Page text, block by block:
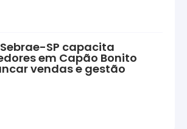
SP capacita
em Capão Bonito
vendas e gestão